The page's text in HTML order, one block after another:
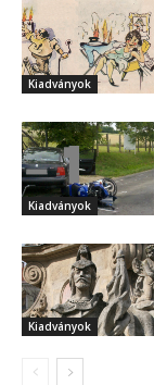
Kiadványok
Kiadványok
Kiadványok